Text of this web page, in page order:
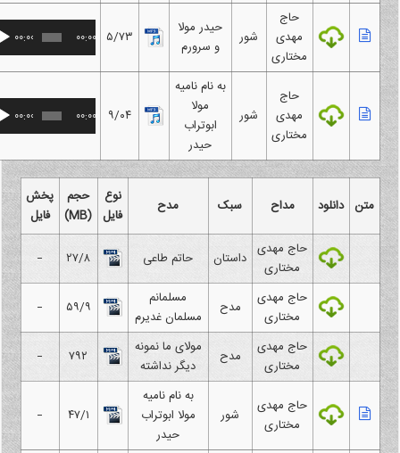
حاج
مهدی
مختاری
شور
حیدر مولا
و سرورم
۵/۷۳ 00:00 00:00
حاج
مهدی
مختاری
شور
به نام نامیه
مولا
ابوتراب
حیدر
۹/۰۴ 00:00 00:00
متن دانلود مداح سبک مدح
نوع
فایل
حجم
(MB)
پخش
فایل
حاج مهدی
مختاری
داستان حاتم طاعی ۲۷/۸
حاج مهدی
مختاری
مدح
مسلمانم
مسلمان غدیرم
۵۹/۹
حاج مهدی
مختاری
مدح
مولای ما نمونه
دیگر نداشته
۷۹۲
حاج مهدی
مختاری
شور
به نام نامیه
مولا ابوتراب
حیدر
۴۷/۱